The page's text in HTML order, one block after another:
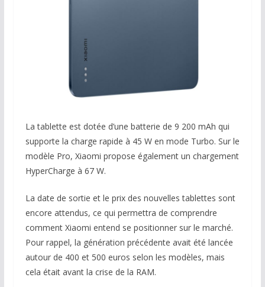
La tablette est dotée d’une batterie de 9 200 mAh qui
supporte la charge rapide à 45 W en mode Turbo. Sur le
modèle Pro, Xiaomi propose également un chargement
HyperCharge à 67 W.
La date de sortie et le prix des nouvelles tablettes sont
encore attendus, ce qui permettra de comprendre
comment Xiaomi entend se positionner sur le marché.
Pour rappel, la génération précédente avait été lancée
autour de 400 et 500 euros selon les modèles, mais
cela était avant la crise de la RAM.